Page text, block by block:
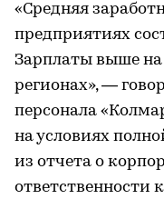
«Средняя
предприятиях
Зарплаты выше на
регионах», —
персонала
на условиях
из отчета о
ответственности